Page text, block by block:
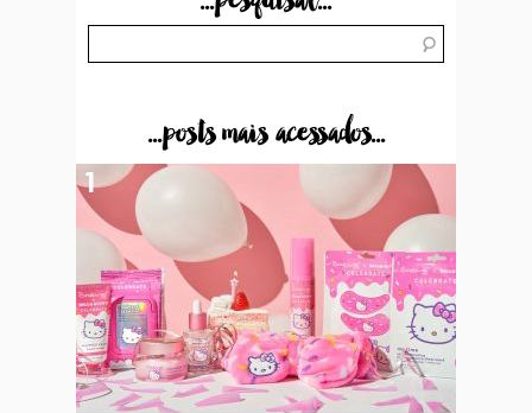
...posts mais acessados...
1